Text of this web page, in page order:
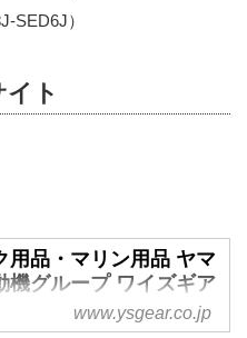
）
ト
用品・マリン用品 ヤマ
機グループ ワイズギア
発動機グループワイズギ
www.ysgear.co.jp